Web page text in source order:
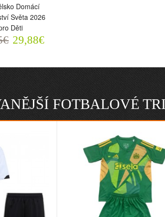
Domácí
Světa 2026
Děti
29,88€
FOTBALOVÉ